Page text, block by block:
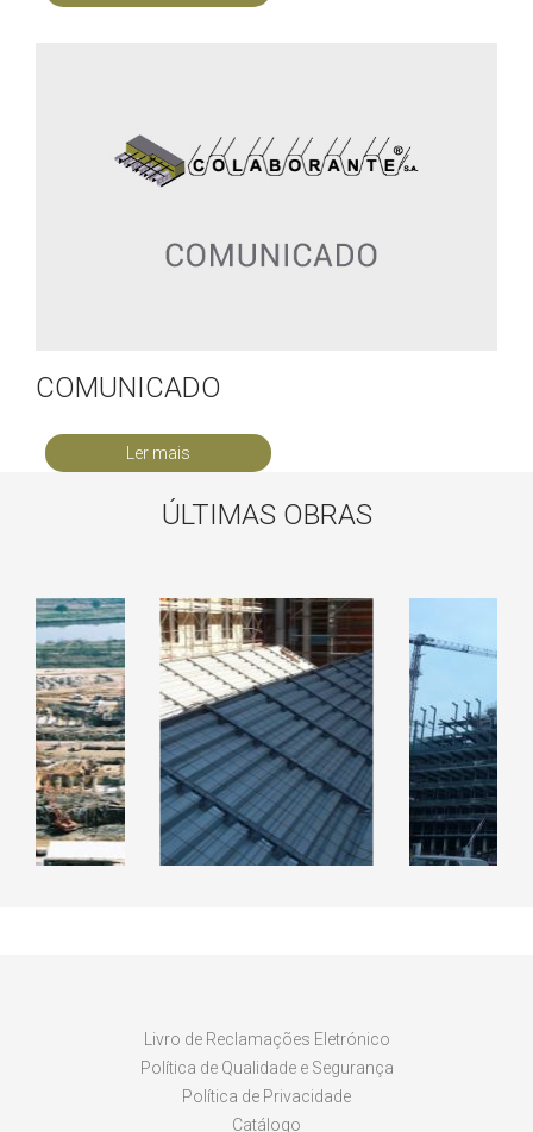
COMUNICADO
Ler mais
ÚLTIMAS OBRAS
EDIFICIO DO ISCAP
CICLO
DE
Livro de Reclamações Eletrónico
Política de Qualidade e Segurança
Política de Privacidade
Catálogo